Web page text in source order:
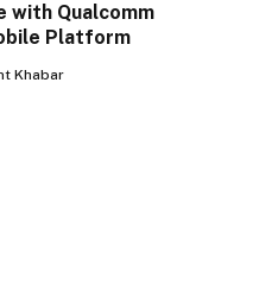
with Qualcomm
Platform
Khabar